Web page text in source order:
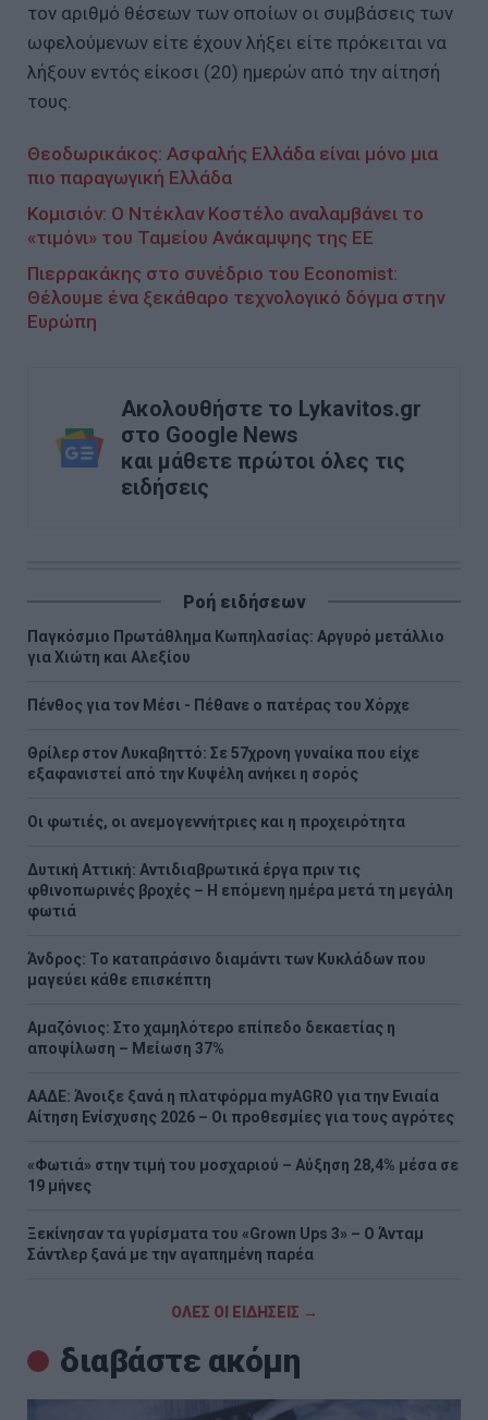
τον αριθμό θέσεων των οποίων οι συμβάσεις των
ωφελούμενων είτε έχουν λήξει είτε πρόκειται να
λήξουν εντός είκοσι (20) ημερών από την αίτησή
τους.
Θεοδωρικάκος: Ασφαλής Ελλάδα είναι μόνο μια
πιο παραγωγική Ελλάδα
Κομισιόν: Ο Ντέκλαν Κοστέλο αναλαμβάνει το
«τιμόνι» του Ταμείου Ανάκαμψης της ΕΕ
Πιερρακάκης στο συνέδριο του Economist:
Θέλουμε ένα ξεκάθαρο τεχνολογικό δόγμα στην
Ευρώπη
Ακολουθήστε το Lykavitos.gr
στο Google News
και μάθετε πρώτοι όλες τις
ειδήσεις
Ροή ειδήσεων
Παγκόσμιο Πρωτάθλημα Κωπηλασίας: Αργυρό μετάλλιο
για Χιώτη και Αλεξίου
Πένθος για τον Μέσι - Πέθανε ο πατέρας του Χόρχε
Θρίλερ στον Λυκαβηττό: Σε 57χρονη γυναίκα που είχε
εξαφανιστεί από την Κυψέλη ανήκει η σορός
Οι φωτιές, οι ανεμογεννήτριες και η προχειρότητα
Δυτική Αττική: Αντιδιαβρωτικά έργα πριν τις
φθινοπωρινές βροχές – Η επόμενη ημέρα μετά τη μεγάλη
φωτιά
Άνδρος: Το καταπράσινο διαμάντι των Κυκλάδων που
μαγεύει κάθε επισκέπτη
Αμαζόνιος: Στο χαμηλότερο επίπεδο δεκαετίας η
αποψίλωση – Μείωση 37%
ΑΑΔΕ: Άνοιξε ξανά η πλατφόρμα myAGRO για την Ενιαία
Αίτηση Ενίσχυσης 2026 – Οι προθεσμίες για τους αγρότες
«Φωτιά» στην τιμή του μοσχαριού – Αύξηση 28,4% μέσα σε
19 μήνες
Ξεκίνησαν τα γυρίσματα του «Grown Ups 3» – Ο Άνταμ
Σάντλερ ξανά με την αγαπημένη παρέα
ΟΛΕΣ ΟΙ ΕΙΔΗΣΕΙΣ →
διαβάστε ακόμη